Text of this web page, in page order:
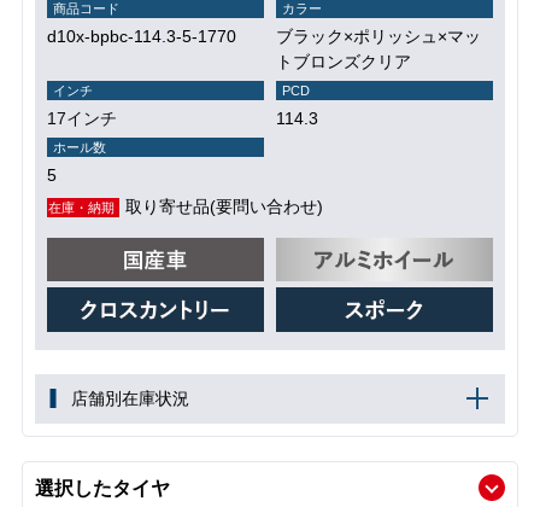
商品コード
d10x-bpbc-114.3-5-1770
カラー
ブラック×ポリッシュ×マッ
トブロンズクリア
インチ
17インチ
PCD
114.3
ホール数
5
在庫・納期 取り寄せ品(要問い合わせ)
店舗別在庫状況
選択したタイヤ